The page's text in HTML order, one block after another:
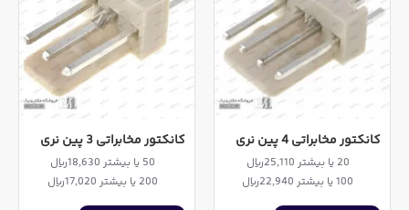
کانکتور مخابراتی 4 پین نری
20 یا بیشتر 25,110ریال
100 یا بیشتر 22,940ریال
کانکتور مخابراتی 3 پین نری
50 یا بیشتر 18,630ریال
200 یا بیشتر 17,020ریال